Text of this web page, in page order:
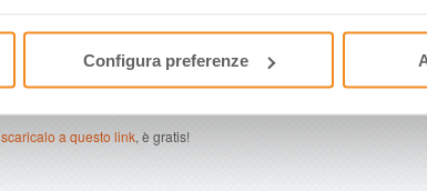
Configura preferenze
scaricalo a questo link, è gratis!